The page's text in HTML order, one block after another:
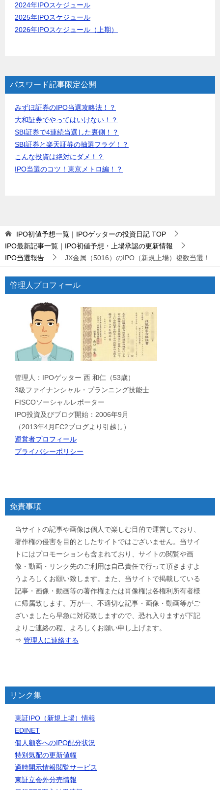
2024年IPOスケジュール
2025年IPOスケジュール
2026年IPOスケジュール（上期）
パスワード記事限定公開
みずほ証券のIPO当選攻略法！？
大和証券でやってはいけない！？
SBI証券で4連続当選した裏側！？
SBI証券と楽天証券の抽選フラグ！？
こんな投資は絶対にダメ！？
IPO当選のコツ！東京メトロ編！？
IPO初値予想一覧｜IPOゲッターの投資日記 TOP
IPO最新記事一覧｜IPO初値予想・上場承認の更新情報
IPO当選報告
JX金属（5016）のIPO（新規上場）複数当選！
管理人プロフィール
管理人：IPOゲッター 西 和仁（53歳）
3級ファイナンシャル・プランニング技能士
FISCOソーシャルレポーター
IPO投資及びブログ開始：2006年9月
（2013年4月FC2ブログより引越し）
運営者プロフィール
プライバシーポリシー
免責事項
当サイトの記事や画像は個人で楽しむ目的で運営しており、
著作権の侵害を目的としたサイトではございません。当サイ
トにはプロモーションも含まれており、サイトの閲覧や画
像・動画・リンク先のご利用は自己責任で行って頂きますよ
うよろしくお願い致します。また、当サイトで掲載している
記事・画像・動画等の著作権または肖像権は各権利所有者様
に帰属致します。万が一、不適切な記事・画像・動画等がご
ざいましたら早急に対応致しますので、恐れ入りますが下記
よりご連絡の程、よろしくお願い申し上げます。
⇒ 管理人に連絡する
リンク集
東証IPO（新規上場）情報
EDINET
個人顧客へのIPO配分状況
特別気配の更新値幅
適時開示情報閲覧サービス
東証立会外分売情報